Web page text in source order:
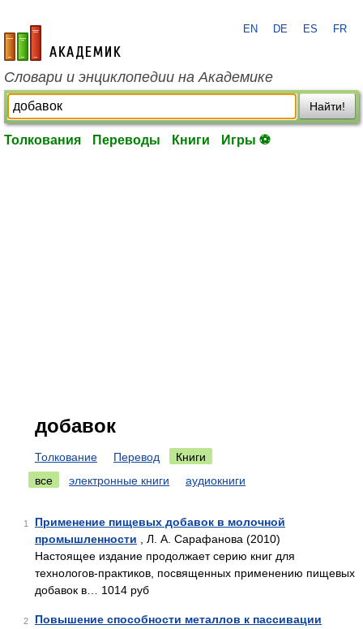
academic.ru
EN DE ES FR
Словари и энциклопедии на Академике
Найти!
Толкования Переводы Книги Игры ⚽
добавок
Толкование Перевод
Книги
все
электронные книги аудиокниги
1
Применение пищевых добавок в молочной
промышленности , Л. А. Сарафанова (2010)
Настоящее издание продолжает серию книг для
технологов-практиков, посвященных применению пищевых
добавок в… 1014 руб
2
Повышение способности металлов к пассивации